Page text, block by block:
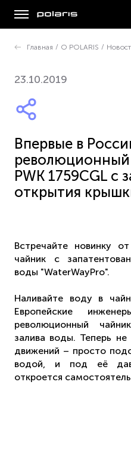
Главная / О POLARIS /
23.10.2019
Впервые в
революционный
PWK 1759CGL с
открытия
Встречайте новинку
чайник с
воды "WaterWayPro".
Наливайте воду в
Европейские
революционный
залива воды. Теперь
движений – просто
водой, и под её
откроется